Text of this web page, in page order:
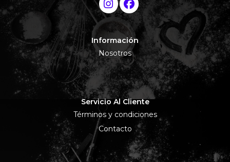
Información
Nosotros
Servicio Al Cliente
Términos y condiciones
Contacto